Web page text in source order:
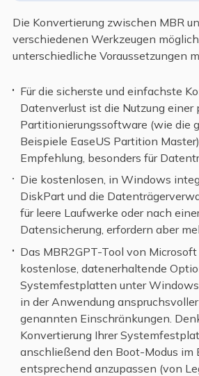
Die Konvertierung zwischen MBR
verschiedenen Werkzeugen
unterschiedliche Voraussetzungen
Für die sicherste und einfachste
Datenverlust ist die Nutzung einer
Partitionierungssoftware (wie die
Beispiele EaseUS Partition
Empfehlung, besonders für
Die kostenlosen, in Windows
DiskPart und die
für leere Laufwerke oder nach
Datensicherung, erfordern aber
Das MBR2GPT-Tool von
kostenlose, datenerhaltende
Systemfestplatten unter
in der Anwendung
genannten Einschränkungen.
Konvertierung Ihrer
anschließend den Boot-Modus im
entsprechend anzupassen (von